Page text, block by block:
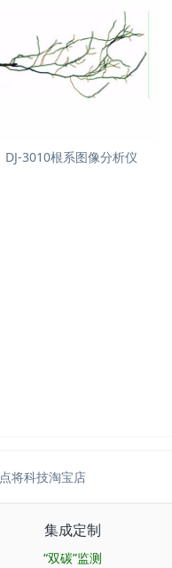
DJ-3010根系图像分析仪
点将科技淘宝店
集成定制
“双碳”监测